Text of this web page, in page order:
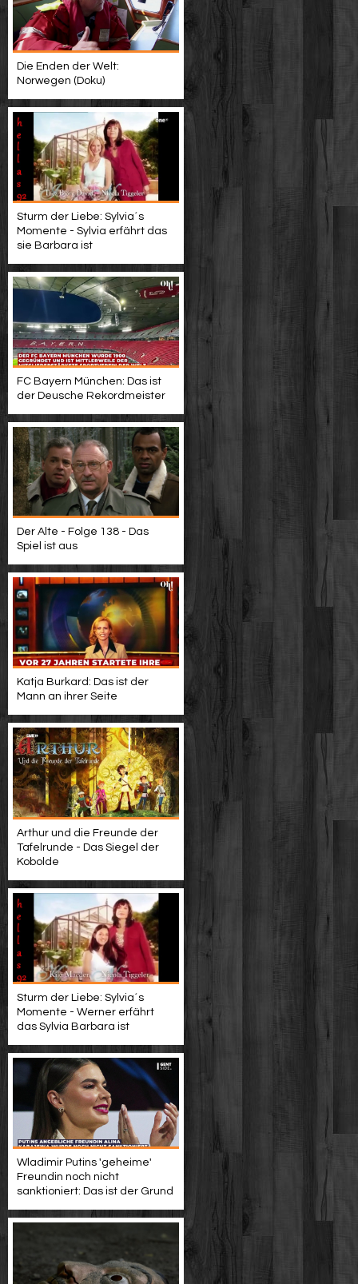
Die Enden der Welt:
Norwegen (Doku)
Sturm der Liebe: Sylvia´s
Momente - Sylvia erfährt das
sie Barbara ist
FC Bayern München: Das ist
der Deusche Rekordmeister
Der Alte - Folge 138 - Das
Spiel ist aus
Katja Burkard: Das ist der
Mann an ihrer Seite
Arthur und die Freunde der
Tafelrunde - Das Siegel der
Kobolde
Sturm der Liebe: Sylvia´s
Momente - Werner erfährt
das Sylvia Barbara ist
Wladimir Putins 'geheime'
Freundin noch nicht
sanktioniert: Das ist der Grund